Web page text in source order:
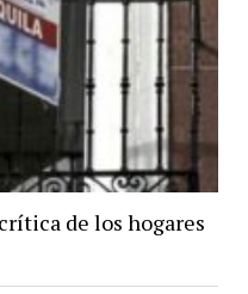
de los hogares